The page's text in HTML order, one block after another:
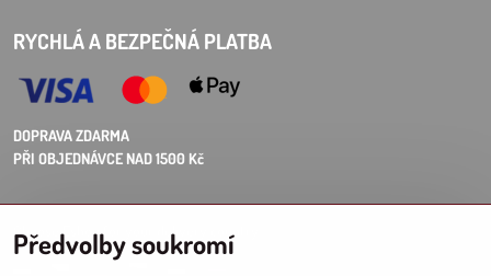
RYCHLÁ A BEZPEČNÁ PLATBA
DOPRAVA ZDARMA
PŘI OBJEDNÁVCE NAD 1500 Kč
Choose Eshop for your delivery country:
Předvolby soukromí